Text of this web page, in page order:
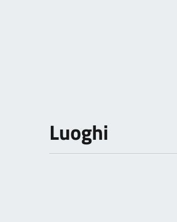
Luoghi